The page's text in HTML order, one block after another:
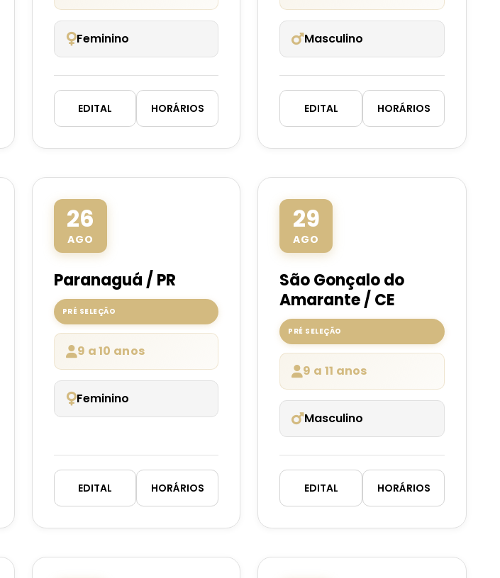
Feminino
EDITAL HORÁRIOS
Masculino
EDITAL HORÁRIOS
26
AGO
Paranaguá / PR
PRÉ SELEÇÃO
9 a 10 anos
Feminino
EDITAL HORÁRIOS
29
AGO
São Gonçalo do
Amarante / CE
PRÉ SELEÇÃO
9 a 11 anos
Masculino
EDITAL HORÁRIOS